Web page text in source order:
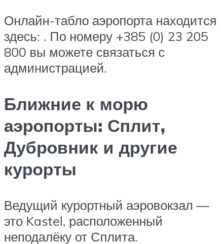
Онлайн-табло аэропорта находится
здесь: . По номеру +385 (0) 23 205
800 вы можете связаться с
администрацией.
Ближние к морю
аэропорты: Сплит,
Дубровник и другие
курорты
Ведущий курортный аэровокзал —
это Kastel, расположенный
неподалёку от Сплита.